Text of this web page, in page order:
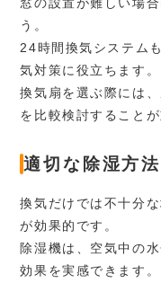
う。
24時間換気システム
気対策に役立ちます。
換気扇を選ぶ際には
を比較検討することが
適切な除湿方
換気だけでは不十分
が効果的です。
除湿機は、空気中の
効果を実感できます。